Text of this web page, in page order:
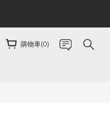
購物車(0)